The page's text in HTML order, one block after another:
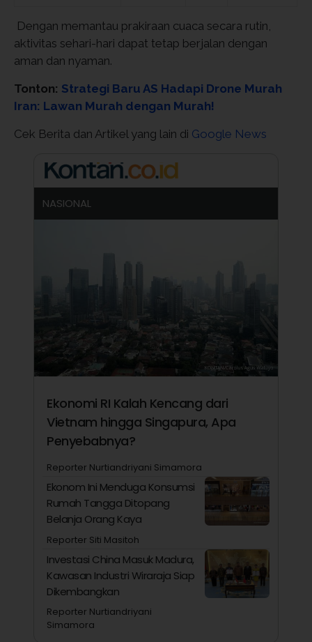
Dengan memantau prakiraan cuaca secara rutin,
aktivitas sehari-hari dapat tetap berjalan dengan
aman dan nyaman.
Tonton: Strategi Baru AS Hadapi Drone Murah
Iran: Lawan Murah dengan Murah!
Cek Berita dan Artikel yang lain di Google News
NASIONAL
Ekonomi RI Kalah Kencang dari
Vietnam hingga Singapura, Apa
Penyebabnya?
Reporter Nurtiandriyani Simamora
Ekonom Ini Menduga Konsumsi
Rumah Tangga Ditopang
Belanja Orang Kaya
Reporter Siti Masitoh
Investasi China Masuk Madura,
Kawasan Industri Wiraraja Siap
Dikembangkan
Reporter Nurtiandriyani
Simamora